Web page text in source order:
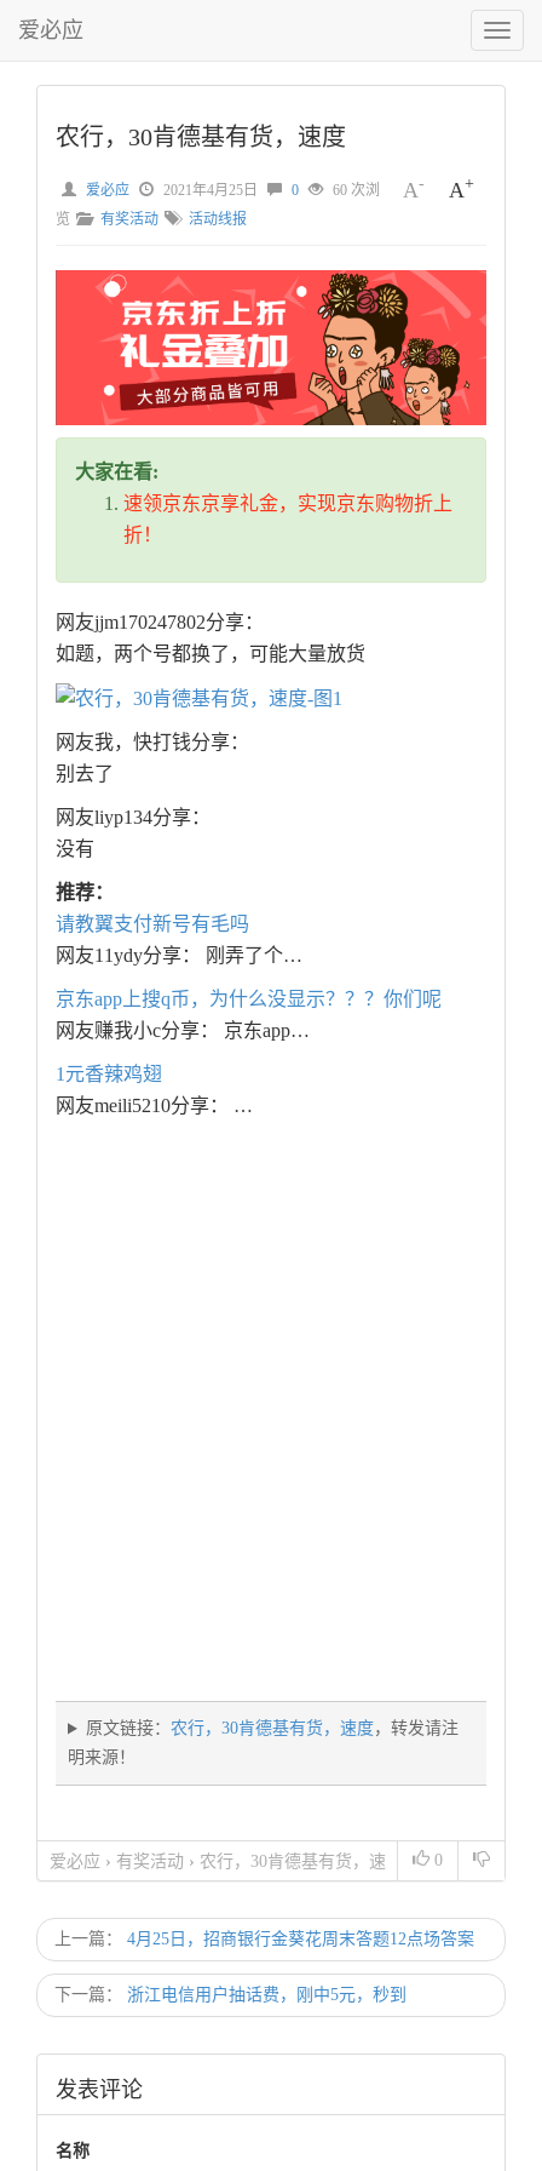
切
换
菜
爱必应
农行，30肯德基有货，速度
A- A+
爱必应 2021年4月25日 0
60 次浏
览
有奖活动 活动线报
大家在看:
速领京东京享礼金，实现京东购物折上
折！
网友jjm170247802分享：
如题，两个号都换了，可能大量放货
网友我，快打钱分享：
别去了
网友liyp134分享：
没有
推荐：
请教翼支付新号有毛吗
网友11ydy分享： 刚弄了个…
京东app上搜q币，为什么没显示？？？你们呢
网友赚我小c分享： 京东app…
1元香辣鸡翅
网友meili5210分享： …
原文链接： 农行，30肯德基有货，速度，转发请注
明来源！
0
爱必应 › 有奖活动 › 农行，30肯德基有货，速
上一篇： 4月25日，招商银行金葵花周末答题12点场答案
下一篇： 浙江电信用户抽话费，刚中5元，秒到
发表评论
名称